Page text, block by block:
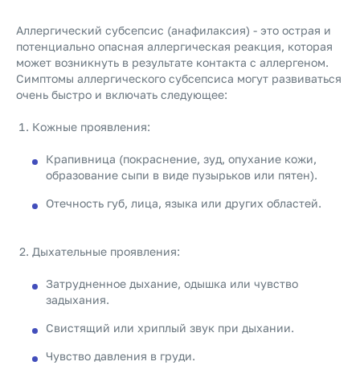
Аллергический субсепсис (анафилаксия) - это острая и
потенциально опасная аллергическая реакция, которая
может возникнуть в результате контакта с аллергеном.
Симптомы аллергического субсепсиса могут развиваться
очень быстро и включать следующее:
Кожные проявления:
Крапивница (покраснение, зуд, опухание кожи,
образование сыпи в виде пузырьков или пятен).
Отечность губ, лица, языка или других областей.
Дыхательные проявления:
Затрудненное дыхание, одышка или чувство
задыхания.
Свистящий или хриплый звук при дыхании.
Чувство давления в груди.